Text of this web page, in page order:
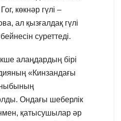
көкнәр гүлі –
ал қызғалдақ гүлі
суреттеді.
алаңдардың бірі
«Кинзандағы
Ондағы шеберлік
қатысушылар әр